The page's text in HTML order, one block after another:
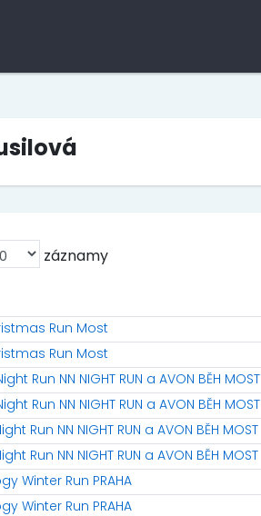
záznamy
Run Most
Run Most
Run NN NIGHT RUN a AVON BĚH MOST
Run NN NIGHT RUN a AVON BĚH MOST
Run NN NIGHT RUN a AVON BĚH MOST
Run NN NIGHT RUN a AVON BĚH MOST
Winter Run PRAHA
Winter Run PRAHA